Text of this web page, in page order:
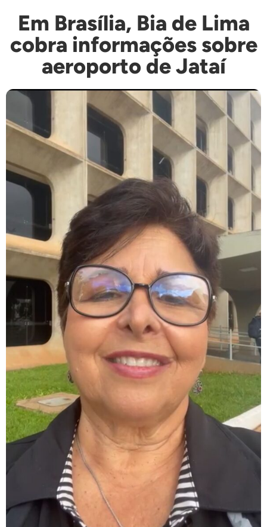
Em Brasília, Bia de Lima
cobra informações sobre
aeroporto de Jataí